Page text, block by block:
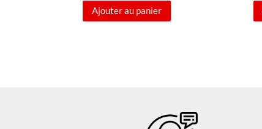
Ajouter au panier